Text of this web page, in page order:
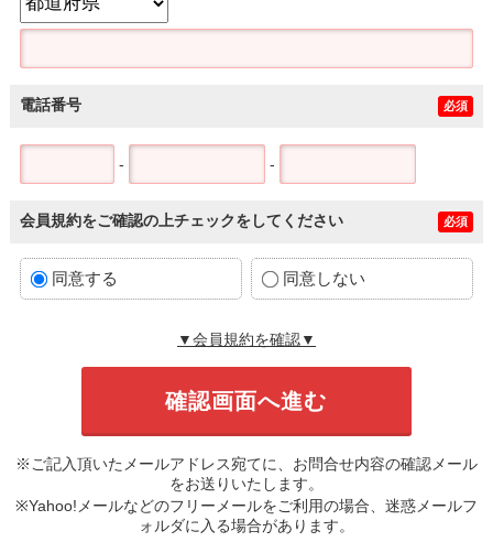
電話番号 必須
- -
会員規約をご確認の上チェックをしてください 必須
同意する 同意しない
▼会員規約を確認▼
※ご記入頂いたメールアドレス宛てに、お問合せ内容の確認メール
をお送りいたします。
※Yahoo!メールなどのフリーメールをご利用の場合、迷惑メールフ
ォルダに入る場合があります。